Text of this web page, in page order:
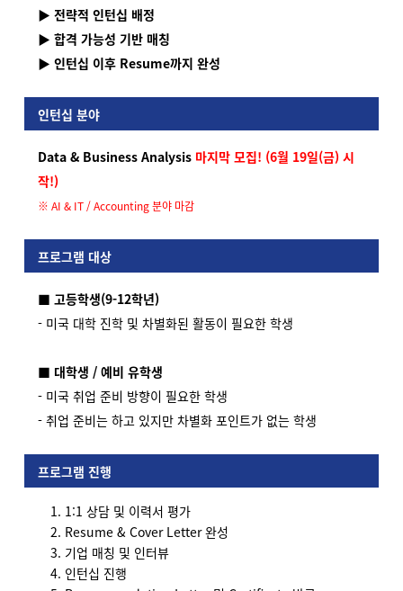
▶ 전략적 인턴십 배정
▶ 합격 가능성 기반 매칭
▶ 인턴십 이후 Resume까지 완성
인턴십 분야
Data & Business Analysis 마지막 모집! (6월 19일(금) 시
작!)
※ AI & IT / Accounting 분야 마감
프로그램 대상
■ 고등학생(9-12학년)
- 미국 대학 진학 및 차별화된 활동이 필요한 학생
■ 대학생 / 예비 유학생
- 미국 취업 준비 방향이 필요한 학생
- 취업 준비는 하고 있지만 차별화 포인트가 없는 학생
프로그램 진행
1:1 상담 및 이력서 평가
Resume & Cover Letter 완성
기업 매칭 및 인터뷰
인턴십 진행